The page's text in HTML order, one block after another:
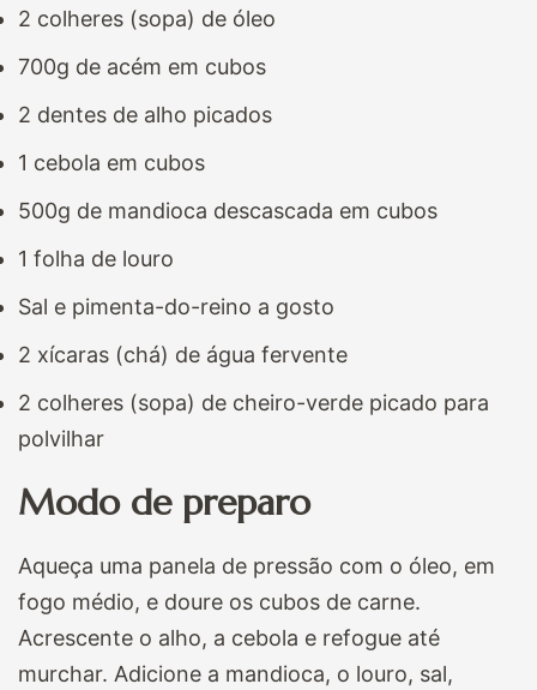
2 colheres (sopa) de óleo
700g de acém em cubos
2 dentes de alho picados
1 cebola em cubos
500g de mandioca descascada em cubos
1 folha de louro
Sal e pimenta-do-reino a gosto
2 xícaras (chá) de água fervente
2 colheres (sopa) de cheiro-verde picado para
polvilhar
Modo de preparo
Aqueça uma panela de pressão com o óleo, em
fogo médio, e doure os cubos de carne.
Acrescente o alho, a cebola e refogue até
murchar. Adicione a mandioca, o louro, sal,